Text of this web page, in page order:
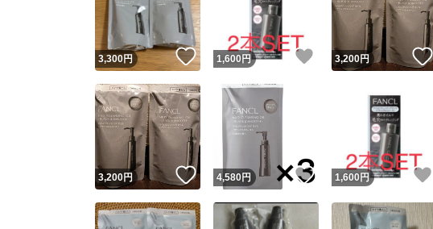
安心発送
3,300円 いいね！
1,600 円 いいね！
3,200円
3,200円 いいね！
4,580円 いいね！
1,600 円